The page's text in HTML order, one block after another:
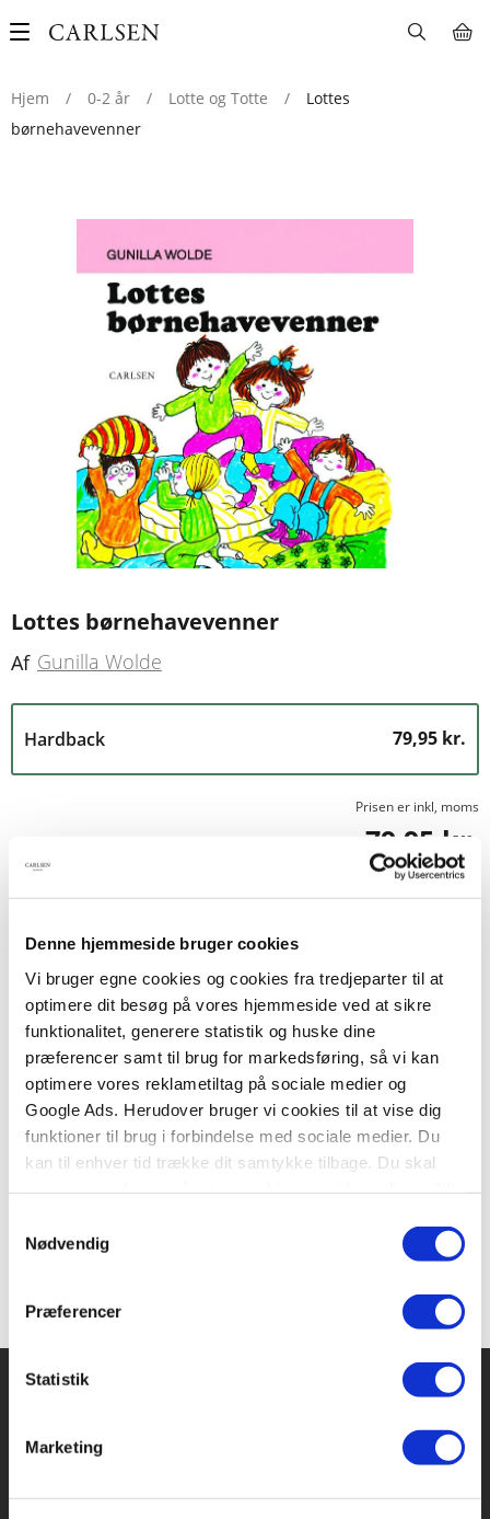
Denne hjemmeside bruger cookies
Vi bruger egne cookies og cookies fra tredjeparter til at
optimere dit besøg på vores hjemmeside ved at sikre
funktionalitet, generere statistik og huske dine
præferencer samt til brug for markedsføring, så vi kan
optimere vores reklametiltag på sociale medier og
Google Ads. Herudover bruger vi cookies til at vise dig
funktioner til brug i forbindelse med sociale medier. Du
kan til enhver tid trække dit samtykke tilbage. Du skal
tilbagetrækker et samtykke.
Nødvendig
Præferencer
Statistik
Marketing
Main
Hjem
/ 0-2 år / Lotte og Totte /
Lottes
børnehavevenner
Lottes børnehavevenner
Af Gunilla Wolde
Hardback 79,95 kr.
Prisen er inkl, moms
79,95 kr.
1 Tilføj til kurv
BESKRIVELSE YDERLIGERE INFO
Lotte-bøgerne om børns store og små glæder og
oplevelser i hverdagen.
Forlaget Carlsen
1120 København K